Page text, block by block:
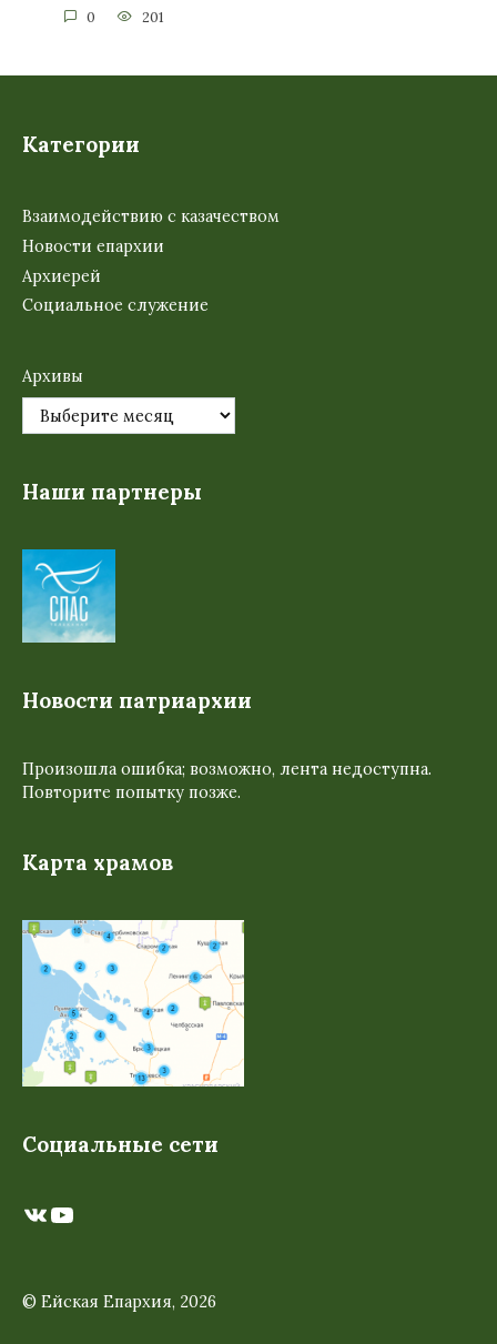
0 201
Категории
Взаимодействию с казачеством
Новости епархии
Архиерей
Социальное служение
Архивы
Наши партнеры
Новости патриархии
Произошла ошибка; возможно, лента недоступна.
Повторите попытку позже.
Карта храмов
Социальные сети
ВКонтакте
YouTube
© Ейская Епархия, 2026